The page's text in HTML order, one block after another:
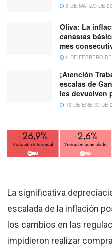
6 DE MARZO DE
Oliva: La
canastas
mes
5 DE FEBRERO
¡Atención
escalas de
les devuelven
19 DE ENERO DE
La significativa
escalada de la inflación
los cambios en las
impidieron realizar